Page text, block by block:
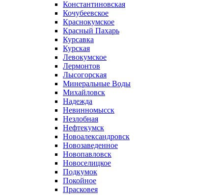
Константиновская
Кочубеевское
Краснокумское
Красный Пахарь
Курсавка
Курская
Левокумское
Лермонтов
Лысогорская
Минеральные Воды
Михайловск
Надежда
Невинномысск
Незлобная
Нефтекумск
Новоалександровск
Новозаведенное
Новопавловск
Новоселицкое
Подкумок
Покойное
Прасковея